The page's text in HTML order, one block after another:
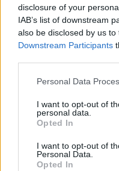
disclosure of your
IAB’s list of downstream
also be disclosed by us
Downstream Participants
Please note that this
not limited to your visit or
grant or deny consent to
use your data for below
consent section.
Personal Data
I want to opt-out of
personal data.
Opted In
I want to opt-out of
Personal Data.
Opted In
Valores de mercado:
al 27 de enero